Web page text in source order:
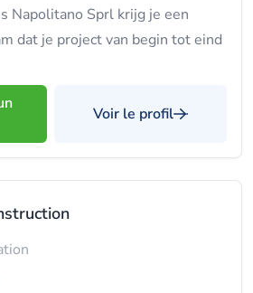
Napolitano Sprl krijg je een
dat je project van begin tot eind
Voir le profil